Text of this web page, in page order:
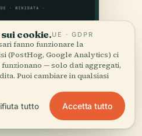
cookie.UE · GDPR
fanno funzionare la
(PostHog, Google Analytics) ci
— solo dati aggregati,
Puoi cambiare in qualsiasi
tutto Accetta tutto